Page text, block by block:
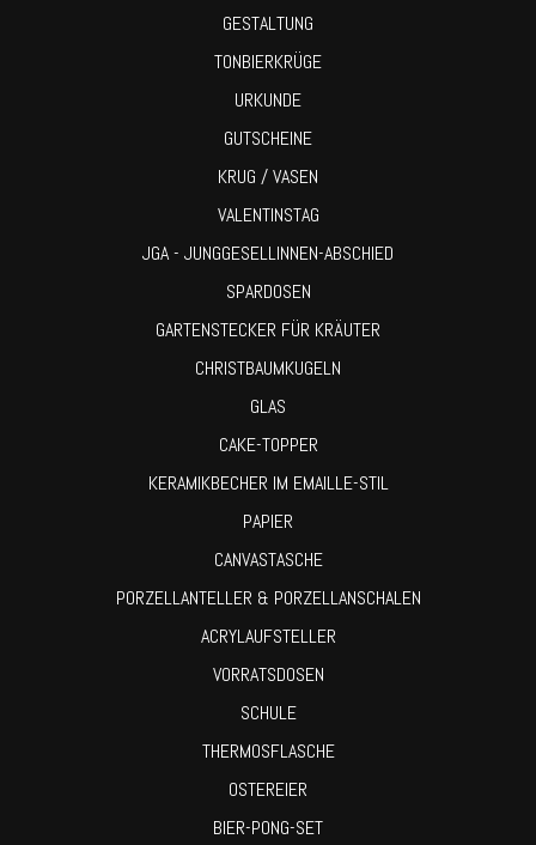
GESTALTUNG
TONBIERKRÜGE
URKUNDE
GUTSCHEINE
KRUG / VASEN
VALENTINSTAG
JGA - JUNGGESELLINNEN-ABSCHIED
SPARDOSEN
GARTENSTECKER FÜR KRÄUTER
CHRISTBAUMKUGELN
GLAS
CAKE-TOPPER
KERAMIKBECHER IM EMAILLE-STIL
PAPIER
CANVASTASCHE
PORZELLANTELLER & PORZELLANSCHALEN
ACRYLAUFSTELLER
VORRATSDOSEN
SCHULE
THERMOSFLASCHE
OSTEREIER
BIER-PONG-SET